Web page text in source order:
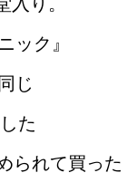
ック』
じ
た
られて買った